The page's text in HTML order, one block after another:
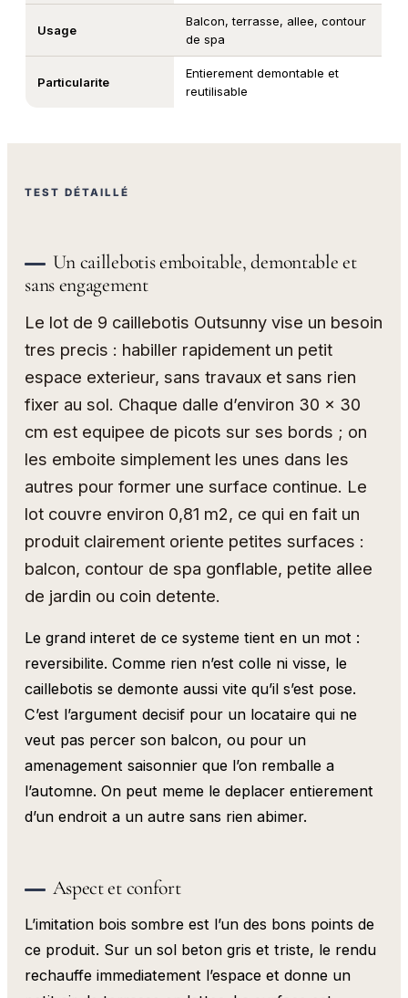
Usage
Balcon, terrasse, allee, contour
de spa
Particularite
Entierement demontable et
reutilisable
TEST DÉTAILLÉ
Un caillebotis emboitable, demontable et
sans engagement
Le lot de 9 caillebotis Outsunny vise un besoin
tres precis : habiller rapidement un petit
espace exterieur, sans travaux et sans rien
fixer au sol. Chaque dalle d’environ 30 x 30
cm est equipee de picots sur ses bords ; on
les emboite simplement les unes dans les
autres pour former une surface continue. Le
lot couvre environ 0,81 m2, ce qui en fait un
produit clairement oriente petites surfaces :
balcon, contour de spa gonflable, petite allee
de jardin ou coin detente.
Le grand interet de ce systeme tient en un mot :
reversibilite. Comme rien n’est colle ni visse, le
caillebotis se demonte aussi vite qu’il s’est pose.
C’est l’argument decisif pour un locataire qui ne
veut pas percer son balcon, ou pour un
amenagement saisonnier que l’on remballe a
l’automne. On peut meme le deplacer entierement
d’un endroit a un autre sans rien abimer.
Aspect et confort
L’imitation bois sombre est l’un des bons points de
ce produit. Sur un sol beton gris et triste, le rendu
rechauffe immediatement l’espace et donne un